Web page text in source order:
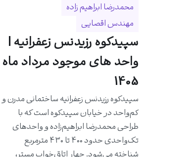
محمدرضا ابراهیم زاده
مهندس اقصایی
سپیدکوه رزیدنس زعفرانیه |
واحد های موجود مرداد ماه
1405
سپیدکوه رزیدنس زعفرانیه ساختمانی مدرن و
کم‌واحد در خیابان سپیدکوه است که با
طراحی محمدرضا ابراهیم‌زاده و واحدهای
تک‌واحدی حدود ۴۰۰ تا ۴۳۰ مترمربع